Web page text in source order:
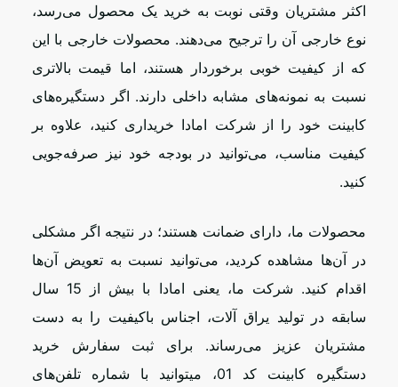
اکثر مشتریان وقتی نوبت به خرید یک محصول می‌رسد،
نوع خارجی آن را ترجیح می‌دهند. محصولات خارجی با این
که از کیفیت خوبی برخوردار هستند، اما قیمت بالاتری
نسبت به نمونه‌های مشابه داخلی دارند. اگر دستگیره‌های
کابینت خود را از شرکت امادا خریداری کنید، علاوه بر
کیفیت مناسب، می‌توانید در بودجه خود نیز صرفه‌جویی
کنید.
محصولات ما، دارای ضمانت هستند؛ در نتیجه اگر مشکلی
در آن‌ها مشاهده کردید، می‌توانید نسبت به تعویض آن‌ها
اقدام کنید. شرکت ما، یعنی امادا با بیش از 15 سال
سابقه در تولید یراق آلات، اجناس باکیفیت را به دست
مشتریان عزیز می‌رساند. برای ثبت سفارش خرید
دستگیره کابینت کد 01، می­توانید با شماره تلفن‌­های